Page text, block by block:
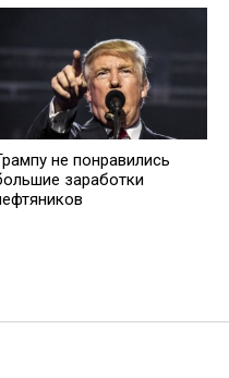
не понравились
заработки